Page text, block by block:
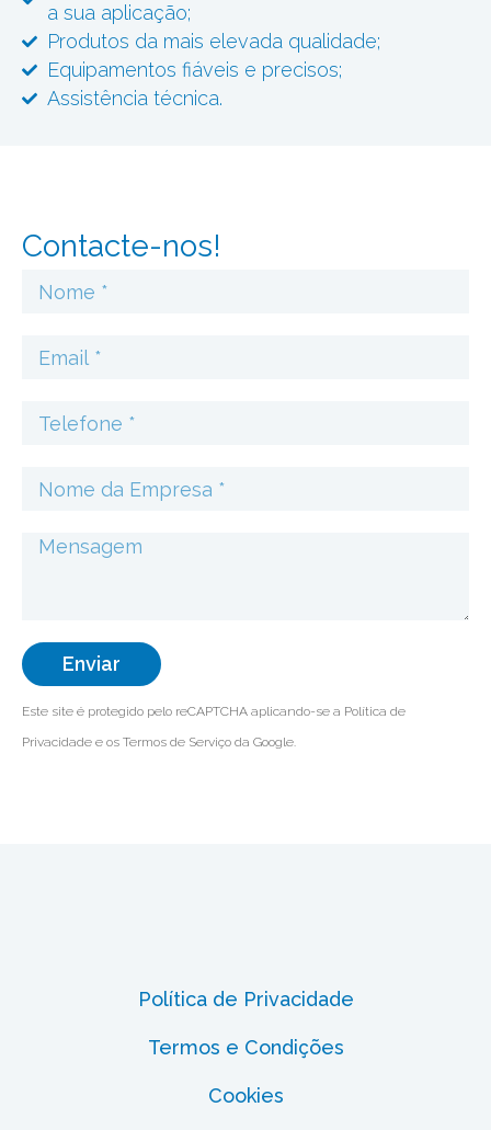
a sua aplicação;
Produtos da mais elevada qualidade;
Equipamentos fiáveis e precisos;
Assistência técnica.
Contacte-nos!
Enviar
Este site é protegido pelo reCAPTCHA aplicando-se a Política de
Privacidade e os Termos de Serviço da Google.
Política de Privacidade
Termos e Condições
Cookies